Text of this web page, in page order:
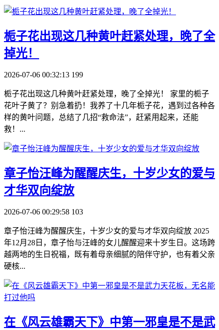
​栀子花出现这几种黄叶赶紧处理，晚了全
掉光！
2026-07-06 00:32:13 199
栀子花出现这几种黄叶赶紧处理，晚了全掉光！ 家里的栀子
花叶子黄了？别急着扔！我养了十几年栀子花，遇到过各种各
样的黄叶问题，总结了几招“救命法”，赶紧用起来，还能
救！...
​章子怡汪峰为醒醒庆生，十岁少女的爱与
才华双向绽放
2026-07-06 00:29:58 103
章子怡汪峰为醒醒庆生，十岁少女的爱与才华双向绽放 2025
年12月28日，章子怡与汪峰的女儿醒醒迎来十岁生日。这场跨
越两地的生日祝福，既有着母亲细腻的陪伴守护，也有着父亲
硬核...
​在《风云雄霸天下》中第一邪皇是不是武